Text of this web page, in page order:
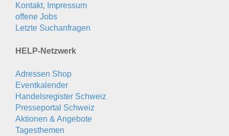
Kontakt, Impressum
offene Jobs
Letzte Suchanfragen
HELP-Netzwerk
Adressen Shop
Eventkalender
Handelsregister Schweiz
Presseportal Schweiz
Aktionen & Angebote
Tagesthemen